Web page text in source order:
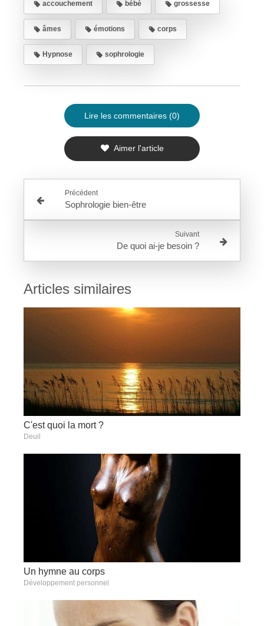
accouchement bébé grossesse
âmes émotions corps
Hypnose sophrologie
Lire les commentaires (0)
Aimer l'article
Précédent
Sophrologie bien-être
Suivant
De quoi ai-je besoin ?
Articles similaires
C'est quoi la mort ?
Deuil
Un hymne au corps
Développement personnel